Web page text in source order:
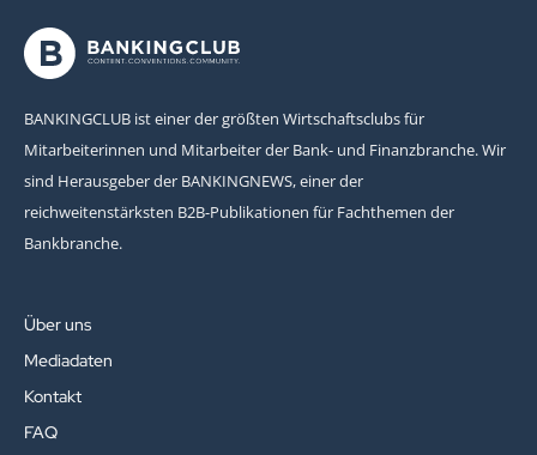
BANKINGCLUB ist einer der größten Wirtschaftsclubs für
Mitarbeiterinnen und Mitarbeiter der Bank- und Finanzbranche. Wir
sind Herausgeber der BANKINGNEWS, einer der
reichweitenstärksten B2B-Publikationen für Fachthemen der
Bankbranche.
Über uns
Mediadaten
Kontakt
FAQ